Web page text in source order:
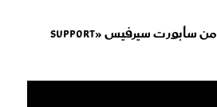
بلوفر باللون البرتقالي من سابورت سيرفيس «Support